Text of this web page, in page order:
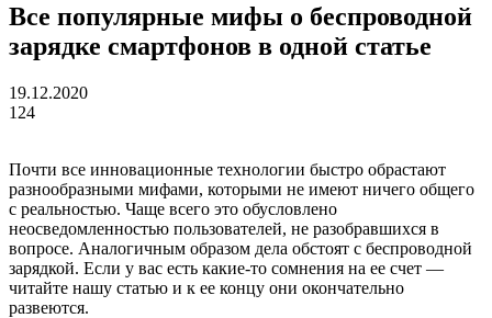
Все популярные мифы о беспроводной
зарядке смартфонов в одной статье
19.12.2020
124
Почти все инновационные технологии быстро обрастают
разнообразными мифами, которыми не имеют ничего общего
с реальностью. Чаще всего это обусловлено
неосведомленностью пользователей, не разобравшихся в
вопросе. Аналогичным образом дела обстоят с беспроводной
зарядкой. Если у вас есть какие-то сомнения на ее счет —
читайте нашу статью и к ее концу они окончательно
развеются.